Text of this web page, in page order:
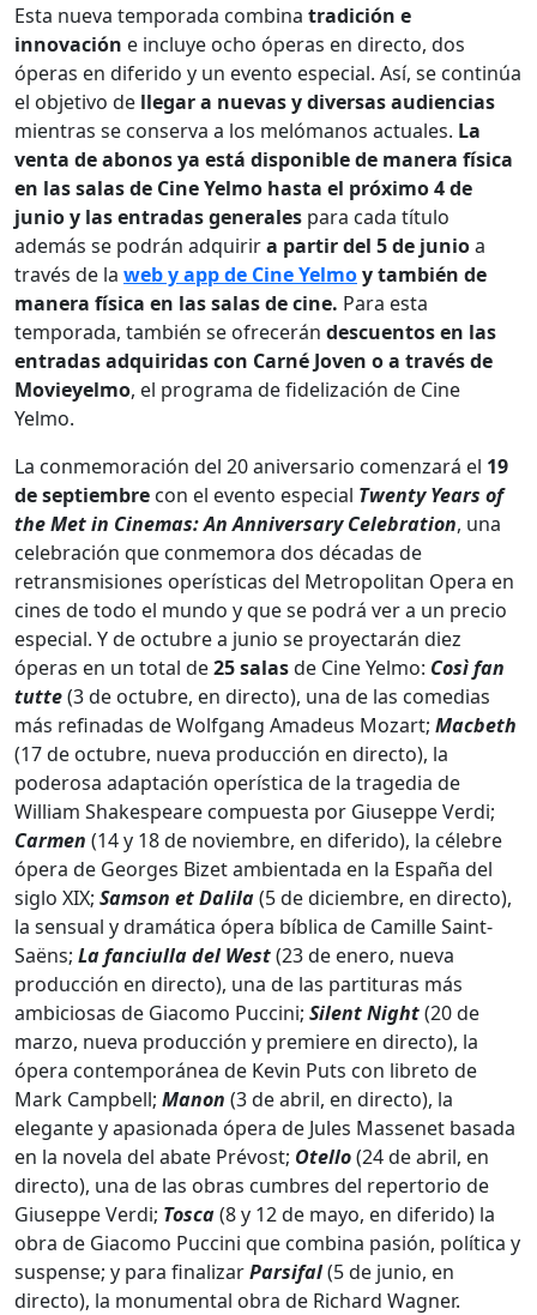
Esta nueva temporada combina tradición e
innovación e incluye ocho óperas en directo, dos
óperas en diferido y un evento especial. Así, se continúa
el objetivo de llegar a nuevas y diversas audiencias
mientras se conserva a los melómanos actuales. La
venta de abonos ya está disponible de manera física
en las salas de Cine Yelmo hasta el próximo 4 de
junio y las entradas generales para cada título
además se podrán adquirira partir del 5 de junioa
través de la web y app de Cine Yelmoy también de
manera física en las salas de cine. Para esta
temporada, también se ofrecerán descuentos en las
entradas adquiridas con Carné Joven o a través de
Movieyelmo, el programa de fidelización de Cine
Yelmo.
La conmemoración del 20 aniversario comenzará el 19
de septiembre con el evento especial Twenty Years of
the Met in Cinemas: An Anniversary Celebration, una
celebración que conmemora dos décadas de
retransmisiones operísticas del Metropolitan Opera en
cines de todo el mundo y que se podrá ver a un precio
especial. Y de octubre a junio se proyectarán diez
óperas en un total de25 salasde Cine Yelmo: Così fan
tutte(3 de octubre, en directo), una de las comedias
más refinadas de Wolfgang Amadeus Mozart; Macbeth
(17 de octubre, nueva producción en directo), la
poderosa adaptación operística de la tragedia de
William Shakespeare compuesta por Giuseppe Verdi;
Carmen (14 y 18 de noviembre, en diferido), la célebre
ópera de Georges Bizet ambientada en la España del
siglo XIX; Samson et Dalila(5 de diciembre, en directo),
la sensual y dramática ópera bíblica de Camille Saint-
Saëns; La fanciulla del West(23 de enero, nueva
producción en directo), una de las partituras más
ambiciosas de Giacomo Puccini; Silent Night(20 de
marzo, nueva producción y premiere en directo), la
ópera contemporánea de Kevin Puts con libreto de
Mark Campbell; Manon (3 de abril, en directo), la
elegante y apasionada ópera de Jules Massenet basada
en la novela del abate Prévost; Otello(24 de abril, en
directo), una de las obras cumbres del repertorio de
Giuseppe Verdi; Tosca(8 y 12 de mayo, en diferido) la
obra de Giacomo Puccini que combina pasión, política y
suspense; y para finalizarParsifal(5 de junio, en
directo), la monumental obra de Richard Wagner.